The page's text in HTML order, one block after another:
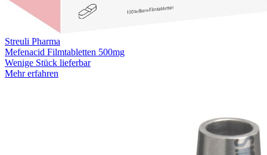
Streuli Pharma
Mefenacid Filmtabletten 500mg
Wenige Stück lieferbar
Mehr erfahren